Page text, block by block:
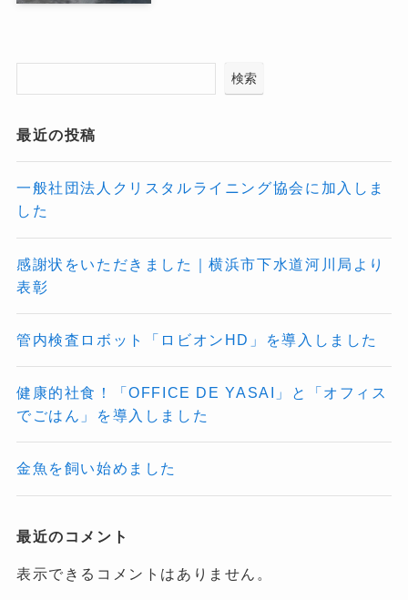
検索
最近の投稿
一般社団法人クリスタルライニング協会に加入しま
した
感謝状をいただきました｜横浜市下水道河川局より
表彰
管内検査ロボット「ロビオンHD」を導入しました
健康的社食！「OFFICE DE YASAI」と「オフィス
でごはん」を導入しました
金魚を飼い始めました
最近のコメント
表示できるコメントはありません。